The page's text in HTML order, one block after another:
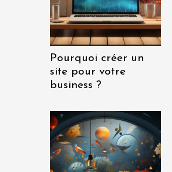
Pourquoi créer un
site pour votre
business ?